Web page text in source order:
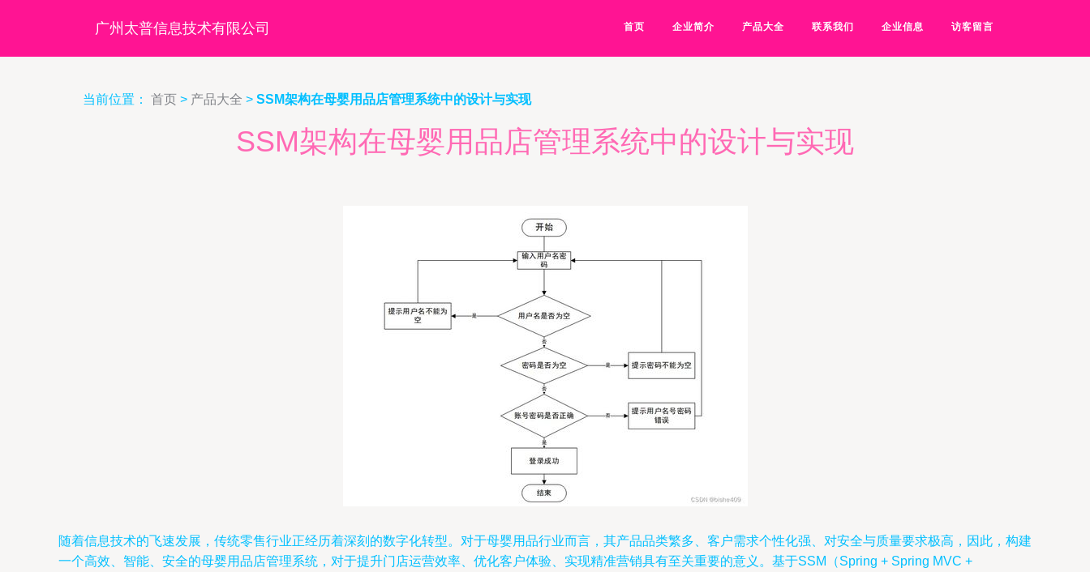
广州太普信息技术有限公司 首页 企业简介 产品大全 联系我们 企业信息 访客留言
当前位置： 首页 > 产品大全 > SSM架构在母婴用品店管理系统中的设计与实现
SSM架构在母婴用品店管理系统中的设计与实现
随着信息技术的飞速发展，传统零售行业正经历着深刻的数字化转型。对于母婴用品行业而言，其产品品类繁多、客户需求个性化强、对安全与质量要求极高，因此，构建
一个高效、智能、安全的母婴用品店管理系统，对于提升门店运营效率、优化客户体验、实现精准营销具有至关重要的意义。基于SSM（Spring + Spring MVC +